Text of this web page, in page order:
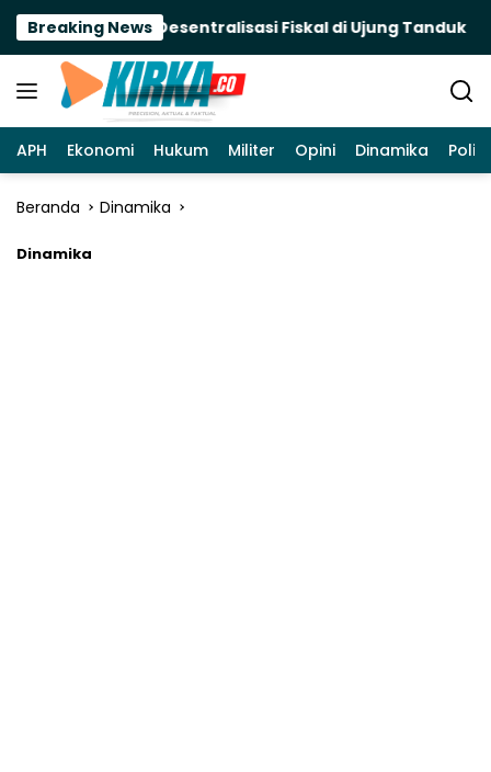
Langsung
konten
Breaking News
Terancam, Desentralisasi Fiskal di Ujung Tanduk
APH Ekonomi Hukum Militer Opini Dinamika
Beranda Dinamika
Dinamika